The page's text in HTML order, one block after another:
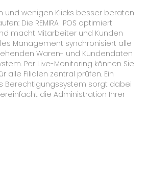
und wenigen Klicks besser beraten
Die REMIRA POS optimiert
macht Mitarbeiter und Kunden
Management synchronisiert alle
Waren- und Kundendaten
Per Live-Monitoring können Sie
alle Filialen zentral prüfen. Ein
Berechtigungssystem sorgt dabei
die Administration Ihrer